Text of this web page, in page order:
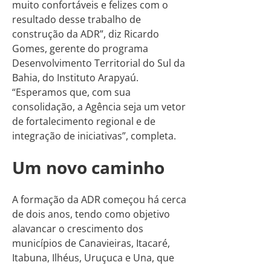
muito confortáveis e felizes com o
resultado desse trabalho de
construção da ADR”, diz Ricardo
Gomes, gerente do programa
Desenvolvimento Territorial do Sul da
Bahia, do Instituto Arapyaú.
“Esperamos que, com sua
consolidação, a Agência seja um vetor
de fortalecimento regional e de
integração de iniciativas”, completa.
Um novo caminho
A formação da ADR começou há cerca
de dois anos, tendo como objetivo
alavancar o crescimento dos
municípios de Canavieiras, Itacaré,
Itabuna, Ilhéus, Uruçuca e Una, que